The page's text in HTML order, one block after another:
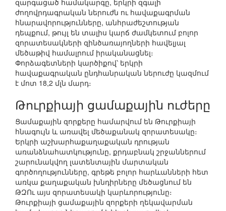
զարգացած համակարգը, երկրի զգալի
ժողովրդագրական ներուժն ու հավաքագրման
հնարավորությունները, անհրաժեշտության
դեպքում, թույլ են տալիս կարճ ժամկետում բոլոր
զորատեսակների զինծառայողների հավելյալ
մեծաթիվ համալրում իրականացնել։
Փորձագետների կարծիքով՝ երկրի
հավաքագրական ընդհանրական ներուժը կազմում
է մոտ 18,2 մլն մարդ։
Թուրքիայի ցամաքային ուժերը
Ցամաքային զորքերը համարվում են Թուրքիայի
հնագույն և առավել մեծաքանակ զորատեսակը։
Երկրի աշխարհաքաղաքական դրության
առանձնահատկությունը, քրդաբնակ շրջաններում
շարունակվող լատենտային մարտական
գործողությունները, գրեթե բոլոր հարևանների հետ
առկա քաղաքական խնդիրները մեծացնում են
ԹԶՈւ այս զորատեսակի կարևորությունը։
Թուրքիայի ցամաքային զորքերի ղեկավարման